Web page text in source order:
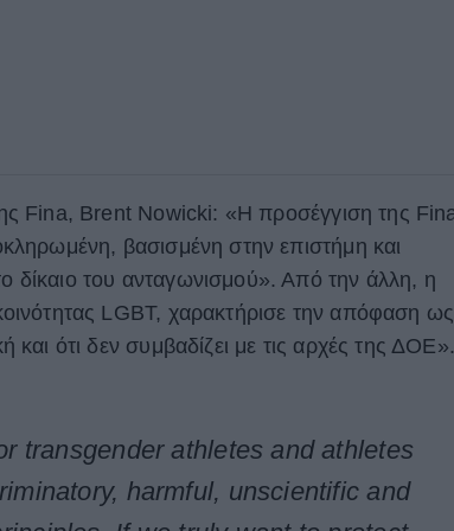
Fina, Brent Nowicki: «Η προσέγγιση της
βασισμένη στην επιστήμη και
δίκαιο του ανταγωνισμού». Από την άλλη, η
LGBT, χαρακτήρισε την απόφαση ως
και ότι δεν συμβαδίζει με τις αρχές της ΔΟΕ».
transgender athletes and athletes
harmful, unscientific and